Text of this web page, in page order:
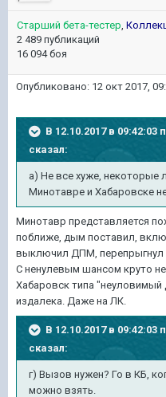
Старший бета-тестер
2 489 публикаций
16 094 боя
Опубликовано: 12 окт 2017,
В 12.10.2017 в 09:42:03
сказал:
a) Не все хуже, некоторые
Минотавре и Хабаровске
Минотавр представляется
поближе, дым поставил,
выключил ДПМ, перепрыгнул
С ненулевым шансом круто
Хабаровск типа
издалека. Даже на ЛК.
В 12.10.2017 в 09:42:03
сказал:
г) Вызов нужен? Го в КБ,
можно взять.